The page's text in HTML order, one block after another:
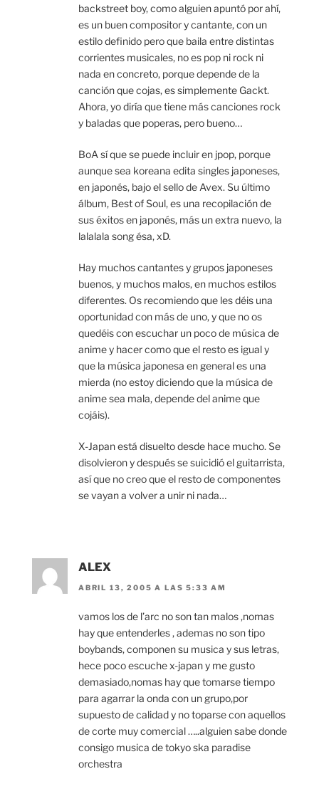
backstreet boy, como alguien apuntó por ahí,
es un buen compositor y cantante, con un
estilo definido pero que baila entre distintas
corrientes musicales, no es pop ni rock ni
nada en concreto, porque depende de la
canción que cojas, es simplemente Gackt.
Ahora, yo diría que tiene más canciones rock
y baladas que poperas, pero bueno…
BoA sí que se puede incluir en jpop, porque
aunque sea koreana edita singles japoneses,
en japonés, bajo el sello de Avex. Su último
álbum, Best of Soul, es una recopilación de
sus éxitos en japonés, más un extra nuevo, la
lalalala song ésa, xD.
Hay muchos cantantes y grupos japoneses
buenos, y muchos malos, en muchos estilos
diferentes. Os recomiendo que les déis una
oportunidad con más de uno, y que no os
quedéis con escuchar un poco de música de
anime y hacer como que el resto es igual y
que la música japonesa en general es una
mierda (no estoy diciendo que la música de
anime sea mala, depende del anime que
cojáis).
X-Japan está disuelto desde hace mucho. Se
disolvieron y después se suicidió el guitarrista,
así que no creo que el resto de componentes
se vayan a volver a unir ni nada…
ALEX
ABRIL 13, 2005 A LAS 5:33 AM
vamos los de l’arc no son tan malos ,nomas
hay que entenderles , ademas no son tipo
boybands, componen su musica y sus letras,
hece poco escuche x-japan y me gusto
demasiado,nomas hay que tomarse tiempo
para agarrar la onda con un grupo,por
supuesto de calidad y no toparse con aquellos
de corte muy comercial …..alguien sabe donde
consigo musica de tokyo ska paradise
orchestra